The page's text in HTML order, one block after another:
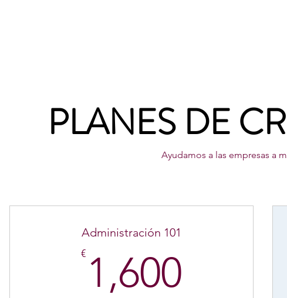
PLANES DE
Ayudamos a las empresas a
Administración 101
€ 1,600